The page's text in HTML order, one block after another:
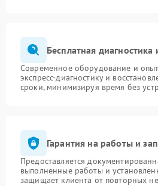
Бесплатная
Современное оборудование и
экспресс-диагностику и
сроки, минимизируя время без
Гарантия на работы и
Предоставляется
выполненные работы и
защищает клиента от повторных